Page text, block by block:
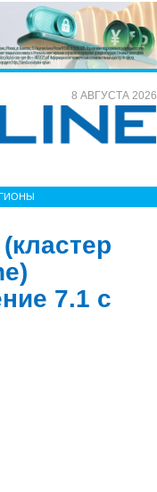
8 АВГУСТА 2026
7.1 с